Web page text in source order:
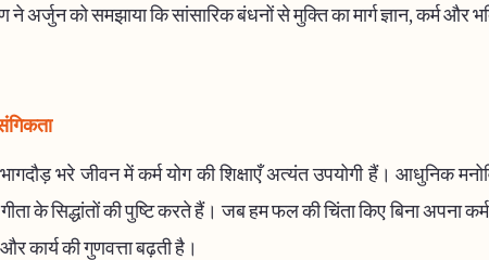
अर्जुन को समझाया कि सांसारिक बंधनों से मुक्ति का मार्ग ज्ञान, कर्म और
भरे जीवन में कर्म योग की शिक्षाएँ अत्यंत उपयोगी हैं। आधुनिक
के सिद्धांतों की पुष्टि करते हैं। जब हम फल की चिंता किए बिना अपना
कार्य की गुणवत्ता बढ़ती है।